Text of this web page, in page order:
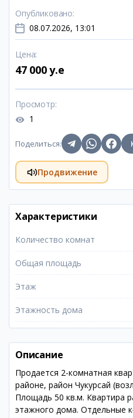
Опубликовано:
08.07.2026, 13:01
Цена:
47 000 y.e
Просмотр:
1
Поделиться:
Продвижение
Характеристики
Количество комнат
Общая площадь
Этаж
Этажность дома
Описание
Продается 2-комнатная
районе, район Чукурсай
Площадь 50 кв.м. Квартира
этажного дома. Отдельные